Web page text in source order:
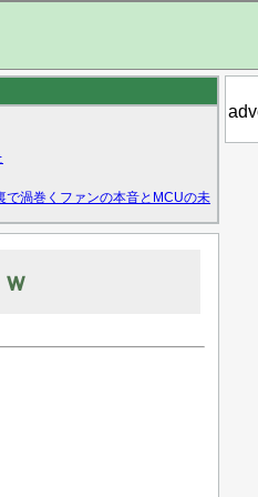
で渦巻くファンの本音とMCUの未